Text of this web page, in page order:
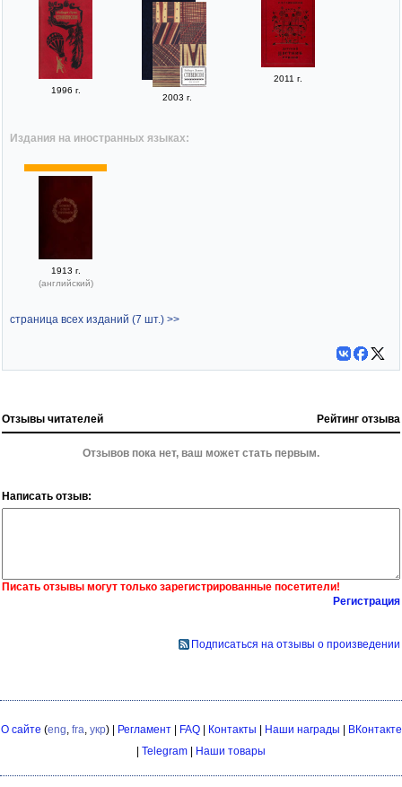
1996 г.
2003 г.
2011 г.
Издания на иностранных языках:
1913 г.
(английский)
страница всех изданий (7 шт.) >>
Отзывы читателей Рейтинг отзыва
Отзывов пока нет, ваш может стать первым.
Написать отзыв:
Писать отзывы могут только зарегистрированные посетители!
Регистрация
Подписаться на отзывы о произведении
О сайте (eng fra укр) | Регламент| FAQ| Контакты | Наши награды | ВКонтакте
| Telegram | Наши товары